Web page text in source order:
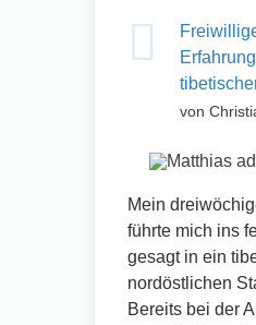
von
Mein
führte mich ins
gesagt in ein
nordöstlichen
Bereits bei der